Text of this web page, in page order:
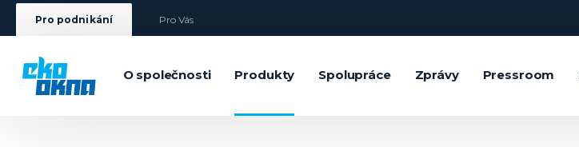
Pro podnikání Pro Vás
O společnosti Produkty Spolupráce Zprávy Pressroom